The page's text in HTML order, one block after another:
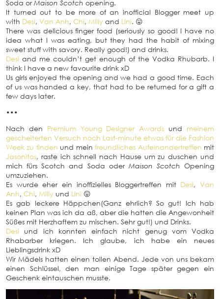
Soda orMaison Scotch opening.
It turned out to be more of an inofficial Blogger meet up
with Desi, Van Anh, Chi, Milly and Lini. 😛
There was delicious finger food (seriously so good! I have no
idea what I was eating, but they had the habit of mixing
sweet stuff with savory. Really good!) and drinks.
Desi and me couldn’t get enough of the Vodka Rhubarb. I
think I have a new favourite drink xD
Us girls enjoyed the opening and we had a good time. Each
of us was handed a key, that had to be returned for a gift a
few days later.
•••
Nach den Premium Young Designer Awards und meinem
gescheiterten Versuch noch Last-minute etwas für die Fashion
Week zu finden und meinfreundliches Aufeinandertreffen mit
Jasonitos, raste ich schnell nach Hause um zu duschen und
mich fürs Scotch and Soda oder Maison Scotch Opening
umzuziehen.
Es wurde eher ein inoffizielles Bloggertreffen mit Desi, Van
Anh, Chi, Milly und Lini 😛
Es gab leckere Häppchen(Ganz ehrlich? So gut! Ich hab
keinen Plan was ich da aß, aber die hatten die Angewonheit
Süßes mit Herzhaftem zu mischen. Sehr gut!) und Drinks.
Desi und ich konnten einfach nicht genug vom Vodka
Rhabarber kriegen. Ich glaube, ich habe ein neues
Lieblingsdrink xD
Wir Mädels hatten einen tollen Abend. Jede von uns bekam
einen Schlüssel, den man einige Tage später gegen ein
Geschenk eintauschen musste.